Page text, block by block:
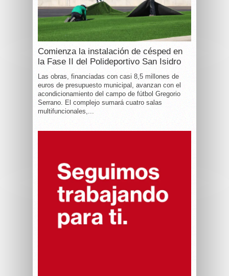
Comienza la instalación de césped en
la Fase II del Polideportivo San Isidro
Las obras, financiadas con casi 8,5 millones de
euros de presupuesto municipal, avanzan con el
acondicionamiento del campo de fútbol Gregorio
Serrano. El complejo sumará cuatro salas
multifuncionales,...